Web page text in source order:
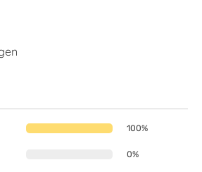
von 5 von 5 Sternen
100%
0%